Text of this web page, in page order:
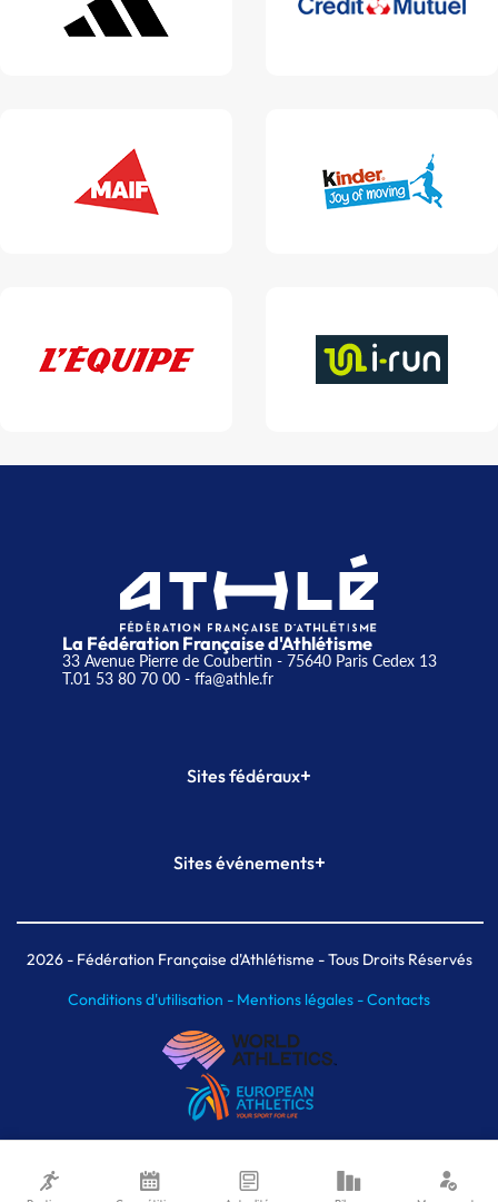
La Fédération Française d'Athlétisme
33 Avenue Pierre de Coubertin - 75640 Paris Cedex 13
T.01 53 80 70 00- ffa@athle.fr
Sites fédéraux+
Plateforme Formation
Sites événements+
Meeting de Paris indoor
MAIF Ekiden de Paris
2026- Fédération Française d'Athlétisme - Tous Droits Réservés
Conditions d'utilisation - Mentions légales -Contacts